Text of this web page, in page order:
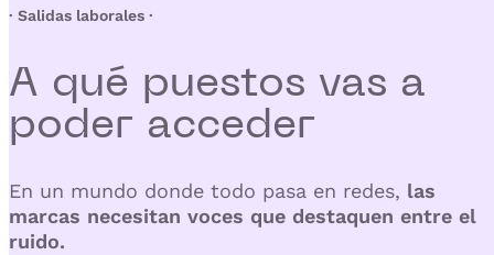
· Salidas laborales ·
A qué puestos vas a
poder acceder
En un mundo donde todo pasa en redes, las
marcas necesitan voces que destaquen entre el
ruido.